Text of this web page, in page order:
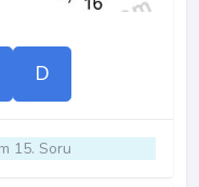
D
15. Soru